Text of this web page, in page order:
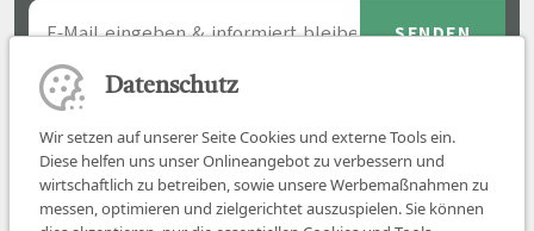
Datenschutz
Wir setzen auf unserer Seite Cookies und externe Tools ein.
Diese helfen uns unser Onlineangebot zu verbessern und
wirtschaftlich zu betreiben, sowie unsere Werbemaßnahmen zu
messen, optimieren und zielgerichtet auszuspielen. Sie können